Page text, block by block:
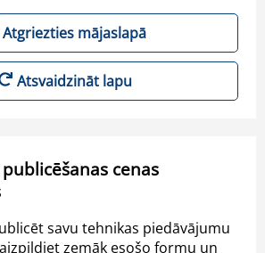
Atgriezties mājaslapā
Atsvaidzināt lapu
cenas
savu tehnikas piedāvājumu
zemāk esošo formu un